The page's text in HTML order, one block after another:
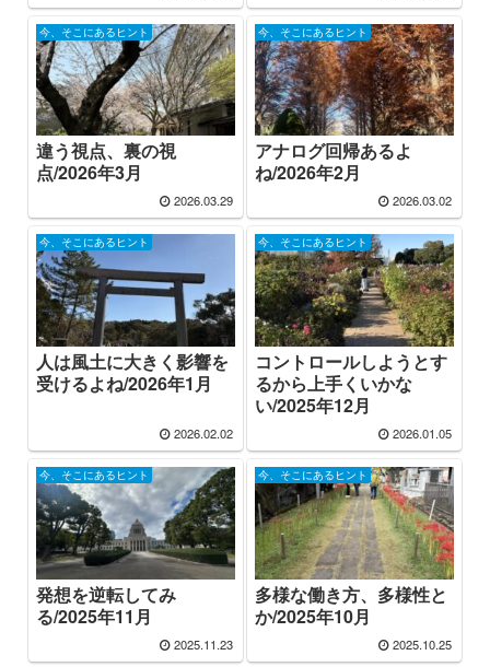
今、そこにあるヒント
違う視点、裏の視
点/2026年3月
2026.03.29
今、そこにあるヒント
アナログ回帰あるよ
ね/2026年2月
2026.03.02
今、そこにあるヒント
人は風土に大きく影響を
受けるよね/2026年1月
2026.02.02
今、そこにあるヒント
コントロールしようとす
るから上手くいかな
い/2025年12月
2026.01.05
今、そこにあるヒント
発想を逆転してみ
る/2025年11月
2025.11.23
今、そこにあるヒント
多様な働き方、多様性と
か/2025年10月
2025.10.25